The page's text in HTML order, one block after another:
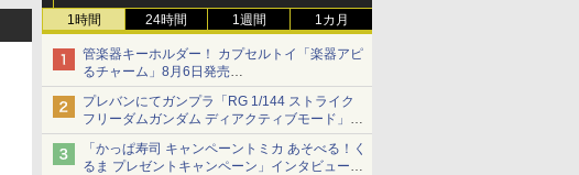
1時間 24時間 1週間 1カ月
管楽器キーホルダー！ カプセルトイ「楽器アピ
るチャーム」8月6日発売
チューバ、テナサクなど5種各3色
プレバンにてガンプラ「RG 1/144 ストライク
フリーダムガンダム ディアクティブモード」の
再販分が8月7日11時より予約開始！
「かっぱ寿司 キャンペーントミカ あそべる！く
るま プレゼントキャンペーン」インタビュー